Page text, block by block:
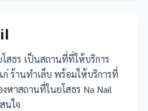
สธร เป็นสถานที่ที่ให้บริการ
ร้านทำเล็บ พร้อมให้บริการที่
หาสถานที่ในยโสธร Na Nail
นใจ